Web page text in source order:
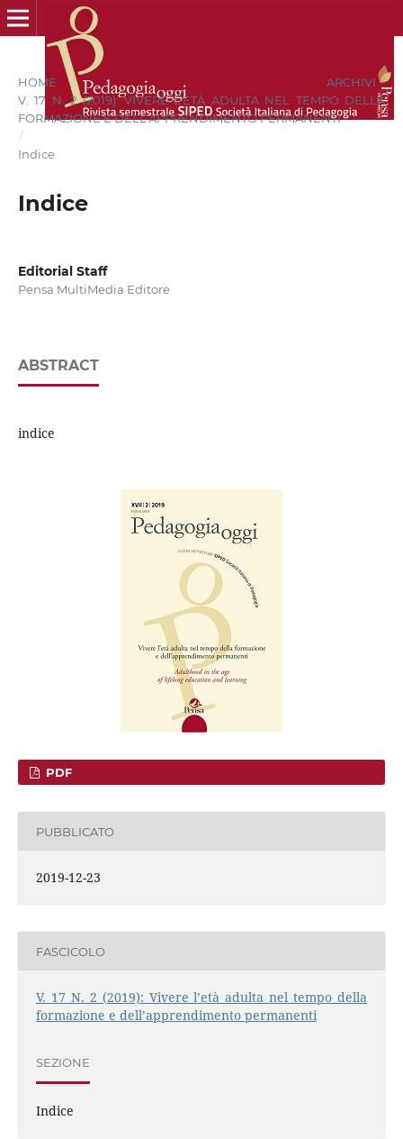
HOME ARCHIVI /
V. 17 N. 2 (2019): VIVERE L’ETÀ ADULTA NEL TEMPO DELLA
FORMAZIONE E DELL’APPRENDIMENTO PERMANENTI
/
Indice
Indice
Editorial Staff
Pensa MultiMedia Editore
ABSTRACT
indice
PDF
PUBBLICATO
2019-12-23
FASCICOLO
V. 17 N. 2 (2019): Vivere l’età adulta nel tempo della
formazione e dell’apprendimento permanenti
SEZIONE
Indice